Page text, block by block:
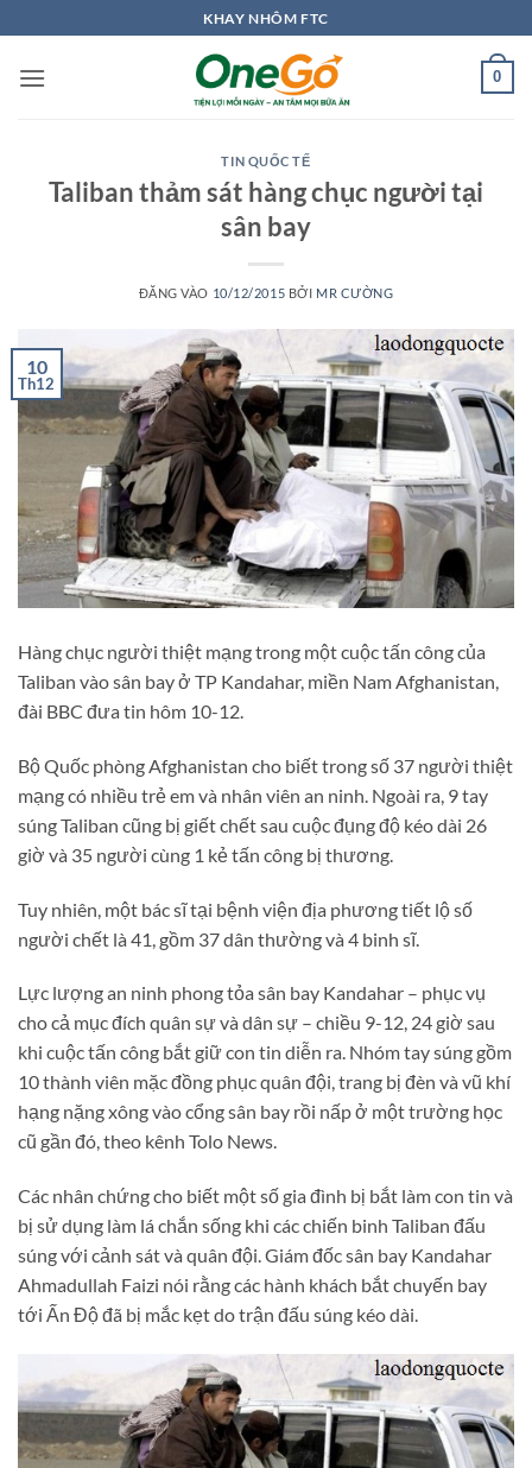
qua
nội
KHAY NHÔM FTC
0
TIN QUỐC TẾ
Taliban thảm sát hàng chục người tại
sân bay
ĐĂNG VÀO 10/12/2015 BỞI MR CƯỜNG
10
Th12
Hàng chục người thiệt mạng trong một cuộc tấn công của
Taliban vào sân bay ở TP Kandahar, miền Nam Afghanistan,
đài BBC đưa tin hôm 10-12.
Bộ Quốc phòng Afghanistan cho biết trong số 37 người thiệt
mạng có nhiều trẻ em và nhân viên an ninh. Ngoài ra, 9 tay
súng Taliban cũng bị giết chết sau cuộc đụng độ kéo dài 26
giờ và 35 người cùng 1 kẻ tấn công bị thương.
Tuy nhiên, một bác sĩ tại bệnh viện địa phương tiết lộ số
người chết là 41, gồm 37 dân thường và 4 binh sĩ.
Lực lượng an ninh phong tỏa sân bay Kandahar – phục vụ
cho cả mục đích quân sự và dân sự – chiều 9-12, 24 giờ sau
khi cuộc tấn công bắt giữ con tin diễn ra. Nhóm tay súng gồm
10 thành viên mặc đồng phục quân đội, trang bị đèn và vũ khí
hạng nặng xông vào cổng sân bay rồi nấp ở một trường học
cũ gần đó, theo kênh Tolo News.
Các nhân chứng cho biết một số gia đình bị bắt làm con tin và
bị sử dụng làm lá chắn sống khi các chiến binh Taliban đấu
súng với cảnh sát và quân đội. Giám đốc sân bay Kandahar
Ahmadullah Faizi nói rằng các hành khách bắt chuyến bay
tới Ấn Độ đã bị mắc kẹt do trận đấu súng kéo dài.